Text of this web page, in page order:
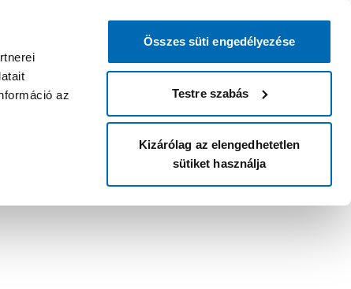
az
Összes süti engedélyezése
Testre szabás
Kizárólag az elengedhetetlen
sütiket használja